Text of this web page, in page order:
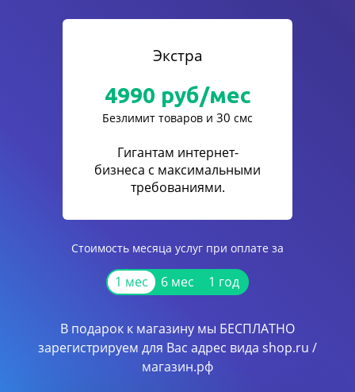
Экстра
4990 руб/мес
Безлимит товаров и 30 смс
Гигантам интернет-
бизнеса с максимальными
требованиями.
Стоимость месяца услуг при оплате за
1 мес 6 мес 1 год
В подарок к магазину мы БЕСПЛАТНО
зарегистрируем для Вас адрес вида shop.ru /
магазин.рф